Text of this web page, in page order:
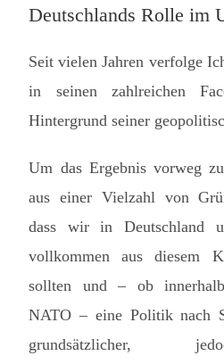
Deutschlands Rolle im
Seit vielen Jahren verfolge
in seinen zahlreichen
Hintergrund seiner
Um das Ergebnis vorweg
aus einer Vielzahl von
dass wir in Deutschland
vollkommen aus diesem
sollten und – ob
NATO – eine Politik nach
grundsätzlicher,